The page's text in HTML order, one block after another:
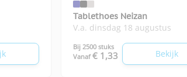
Tablethoes Neizan
V.a. dinsdag 18 augustus
Bij 2500 stuks
Vanaf € 1,33 Bekijk